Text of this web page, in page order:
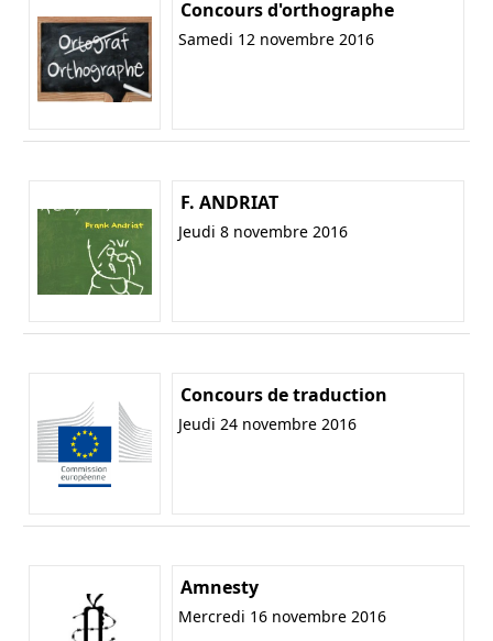
Concours d'orthographe
Samedi 12 novembre 2016
F. ANDRIAT
Jeudi 8 novembre 2016
Concours de traduction
Jeudi 24 novembre 2016
Amnesty
Mercredi 16 novembre 2016